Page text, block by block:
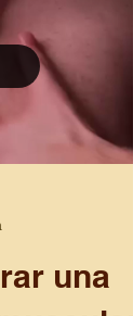
o balonmano y
Descubre
deportistas
a recuperarse
su cuerpo
deportivos. En
adaptamos